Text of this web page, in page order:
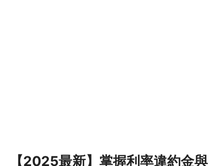
【2025最新】掌握利率違約金與